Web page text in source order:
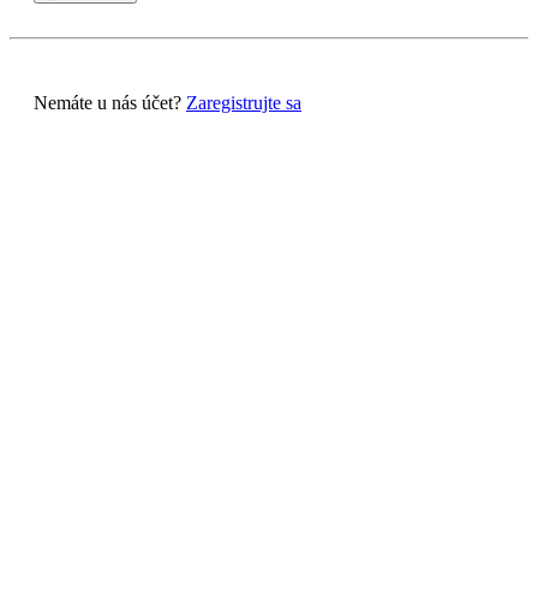
Nemáte u nás účet? Zaregistrujte sa